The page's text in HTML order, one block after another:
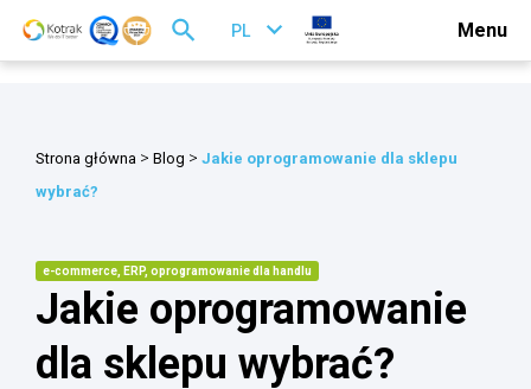
PL Menu
Strona główna > Blog > Jakie oprogramowanie dla sklepu
wybrać?
e-commerce, ERP, oprogramowanie dla handlu
Jakie oprogramowanie
dla sklepu wybrać?